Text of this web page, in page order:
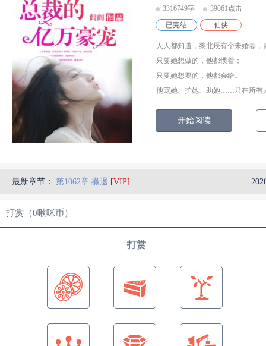
3316749字
39061点击
已完结
仙侠
人人都知道，黎北辰有个未婚妻
只要她想做的，他都惯着；
只要她想要的，他都会给。
他宠她、护她、助她……只在所
开始阅读
最新章节： 第1062章 撤退 [VIP]
打赏（0啾咪币）
打赏